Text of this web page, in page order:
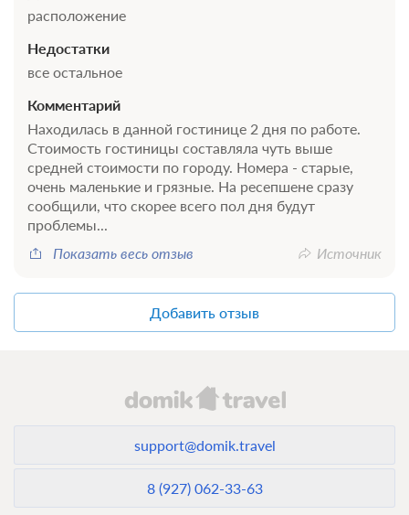
расположение
Недостатки
все остальное
Комментарий
Находилась в данной гостинице 2 дня по работе.
Стоимость гостиницы составляла чуть выше
средней стоимости по городу. Номера - старые,
очень маленькие и грязные. На ресепшене сразу
сообщили, что скорее всего пол дня будут
проблемы...
Показать весь отзыв
Источник
Добавить отзыв
support@domik.travel
8 (927) 062-33-63